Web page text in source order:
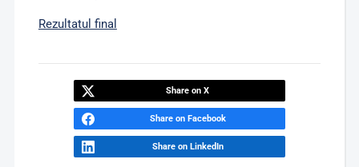
Rezultatul final
Share on X
Share on Facebook
Share on LinkedIn